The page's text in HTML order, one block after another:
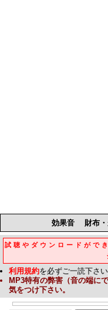
効果音財布・
試聴やダウンロードがで
利用規約を必ずご一読下さい
MP3特有の弊害（音の端に
気をつけ下さい。